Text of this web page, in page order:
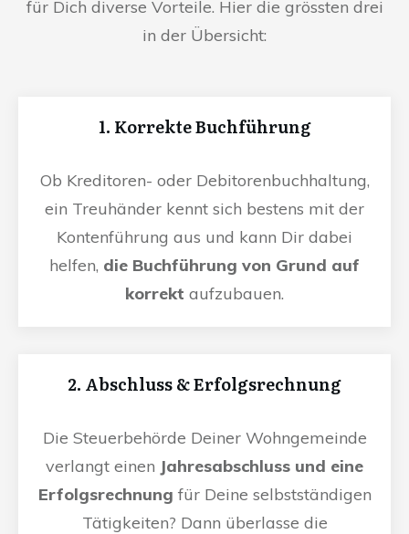
für Dich diverse Vorteile. Hier die grössten drei
in der Übersicht:
1. Korrekte Buchführung
Ob Kreditoren- oder Debitorenbuchhaltung,
ein Treuhänder kennt sich bestens mit der
Kontenführung aus und kann Dir dabei
helfen, die Buchführung von Grund auf
korrekt aufzubauen.
2. Abschluss & Erfolgsrechnung
Die Steuerbehörde Deiner Wohngemeinde
verlangt einen Jahresabschluss und eine
Erfolgsrechnung für Deine selbstständigen
Tätigkeiten? Dann überlasse die